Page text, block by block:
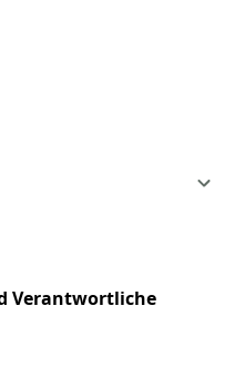
Verantwortliche